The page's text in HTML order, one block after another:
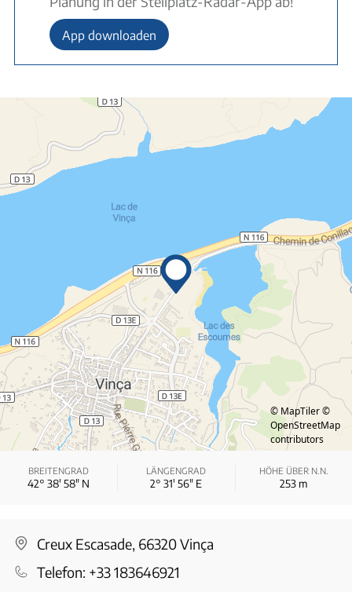
App downloaden
© MapTiler ©
OpenStreetMap
contributors
BREITENGRAD
42° 38′ 58″ N
LÄNGENGRAD
2° 31′ 56″ E
HÖHE ÜBER N.N.
253 m
Creux Escasade, 66320 Vinça
Telefon: +33 183646921